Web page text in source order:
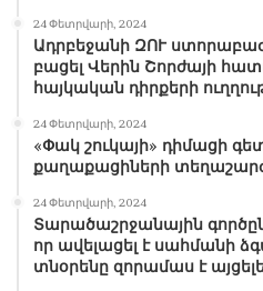
24 Փետրվարի, 2024
Ադրբեջանի ԶՈՒ
բացել Վերին Շորժայի
հայկական դիրքերի
24 Փետրվարի, 2024
«Փակ շուկայի» դիմացի
քաղաքացիների
24 Փետրվարի, 2024
Տարածաշրջանային
որ ավելացել է սահմանի
տնօրենը զորամաս է